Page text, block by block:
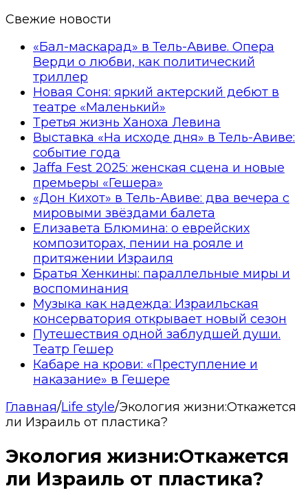
Свежие новости
«Бал-маскарад» в Тель-Авиве. Опера
Верди о любви, как политический
триллер
Новая Соня: яркий актерский дебют в
театре «Маленький»
Третья жизнь Ханоха Левина
Выставка «На исходе дня» в Тель-Авиве:
событие года
Jaffa Fest 2025: женская сцена и новые
премьеры «Гешера»
«Дон Кихот» в Тель-Авиве: два вечера с
мировыми звёздами балета
Елизавета Блюмина: о еврейских
композиторах, пении на рояле и
притяжении Израиля
Братья Хенкины: параллельные миры и
воспоминания
Музыка как надежда: Израильская
консерватория открывает новый сезон
Путешествия одной заблудшей души.
Театр Гешер
Кабаре на крови: «Преступление и
наказание» в Гешере
Главная/Life style/Экология жизни:Откажется
ли Израиль от пластика?
Экология жизни:Откажется
ли Израиль от пластика?